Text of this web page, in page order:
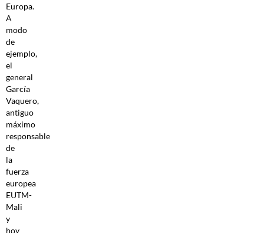
Europa.
A
modo
de
ejemplo,
el
general
García
Vaquero,
antiguo
máximo
responsable
de
la
fuerza
europea
EUTM-
Mali
y
hoy